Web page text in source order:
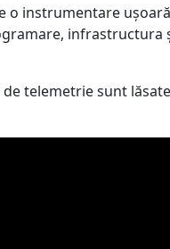
o instrumentare
infrastructura
telemetrie sunt